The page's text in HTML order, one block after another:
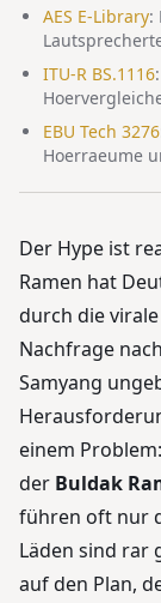
AES E-Library:
ITU-R BS.1116:
EBU Tech 3276
Hoerraeume
Der Hype ist
Ramen hat
durch die virale
Nachfrage
Samyang
einem
der Buldak
führen oft nur
Läden sind rar
auf den Plan,